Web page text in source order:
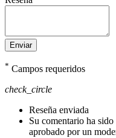
Enviar
* Campos requeridos
check_circle
Reseña enviada
Su comentario ha
aprobado por un